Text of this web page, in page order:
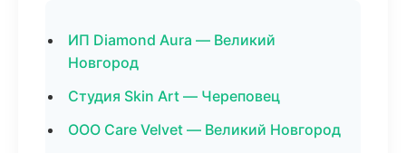
ИП Diamond Aura — Великий
Новгород
Студия Skin Art — Череповец
ООО Care Velvet — Великий Новгород